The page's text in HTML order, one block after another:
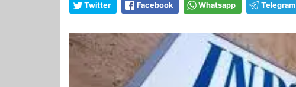
Twitter Facebook Whatsapp Telegram